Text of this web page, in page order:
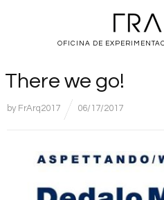
OFICINA DE
There we go!
by FrArq2017 06/17/2017